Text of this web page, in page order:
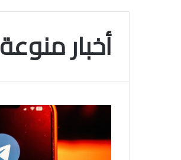
أخبار منوعة